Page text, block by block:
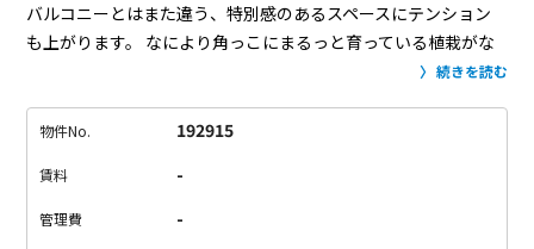
バルコニーとはまた違う、特別感のあるスペースにテンション
も上がります。
なにより角っこにまるっと育っている植栽がな
ペットみたいに愛着が湧きそうだなとニン
ない気がする…！
愛情持って大事に育ててあげてください。
人暮らしには十分な広さ。
が、水回りもキレイで住みやすそうです。
続きを読む
物件No. 192915
賃料 -
管理費 -